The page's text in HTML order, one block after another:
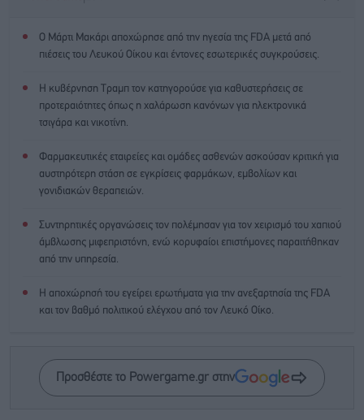
Ο Μάρτι Μακάρι αποχώρησε από την ηγεσία της FDA μετά από
πιέσεις του Λευκού Οίκου και έντονες εσωτερικές συγκρούσεις.
Η κυβέρνηση Τραμπ τον κατηγορούσε για καθυστερήσεις σε
προτεραιότητες όπως η χαλάρωση κανόνων για ηλεκτρονικά
τσιγάρα και νικοτίνη.
Φαρμακευτικές εταιρείες και ομάδες ασθενών ασκούσαν κριτική για
αυστηρότερη στάση σε εγκρίσεις φαρμάκων, εμβολίων και
γονιδιακών θεραπειών.
Συντηρητικές οργανώσεις τον πολέμησαν για τον χειρισμό του χαπιού
άμβλωσης μιφεπριστόνη, ενώ κορυφαίοι επιστήμονες παραιτήθηκαν
από την υπηρεσία.
Η αποχώρησή του εγείρει ερωτήματα για την ανεξαρτησία της FDA
και τον βαθμό πολιτικού ελέγχου από τον Λευκό Οίκο.
Προσθέστε το Powergame.gr στην